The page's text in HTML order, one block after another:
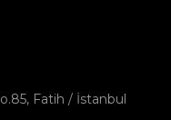
Fatih / İstanbul